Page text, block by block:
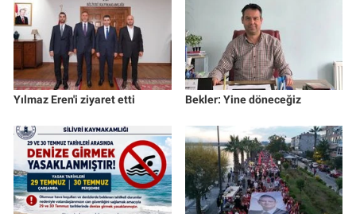
Yılmaz Eren'i ziyaret etti Bekler: Yine döneceğiz